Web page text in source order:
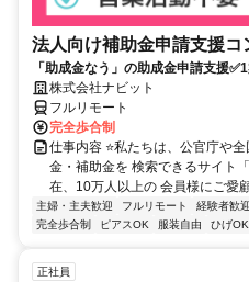
法人向け補助金申請支援コ
「助成金なう」の助成金申請支援
株式会社ナビット
フルリモート
完全歩合制
仕事内容 ⭐私たちは、公官庁や
金・補助金を 検索できるサイト
在、10万人以上の 会員様にご愛
主婦・主夫歓迎 フルリモート 経験者歓迎
完全歩合制
ピアスOK 服装自由 ひげOK
正社員